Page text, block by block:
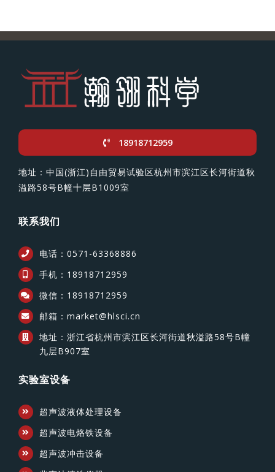
18918712959
地址：中国(浙江)自由贸易试验区杭州市滨江区长河街道秋
溢路58号B幢十层B1009室
联系我们
电话：0571-63368886
手机：18918712959
微信：18918712959
邮箱：market@hlsci.cn
地址：浙江省杭州市滨江区长河街道秋溢路58号B幢
九层B907室
实验室设备
超声波液体处理设备
超声波电烙铁设备
超声波冲击设备